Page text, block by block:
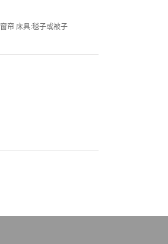
帘 床具:毯子或被子